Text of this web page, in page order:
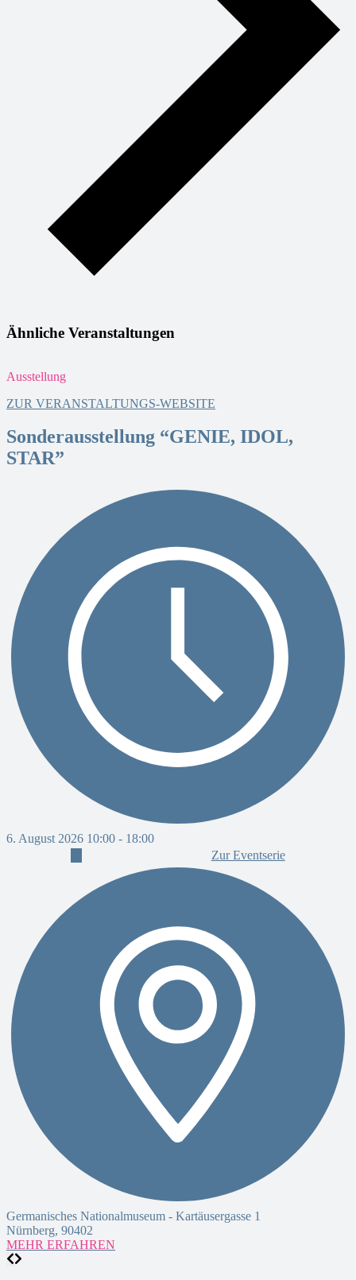
Ähnliche Veranstaltungen
Ausstellung
ZUR VERANSTALTUNGS-WEBSITE
Sonderausstellung “GENIE, IDOL,
STAR”
6. August 2026 10:00 - 18:00
Zur Eventserie
Germanisches Nationalmuseum - Kartäusergasse 1
Nürnberg, 90402
MEHR ERFAHREN